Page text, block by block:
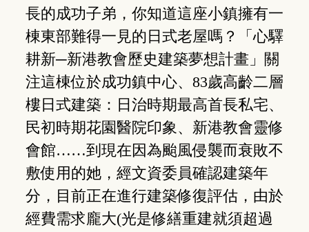
長的成功子弟，你知道這座小鎮擁有一
棟東部難得一見的日式老屋嗎？「心驛
耕新─新港教會歷史建築夢想計畫」關
注這棟位於成功鎮中心、83歲高齡二層
樓日式建築：日治時期最高首長私宅、
民初時期花園醫院印象、新港教會靈修
會館……到現在因為颱風侵襲而衰敗不
敷使用的她，經文資委員確認建築年
分，目前正在進行建築修復評估，由於
經費需求龐大(光是修繕重建就須超過